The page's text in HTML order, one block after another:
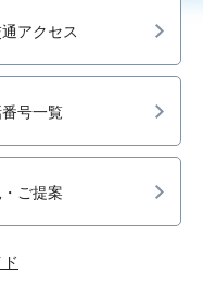
アクセス
号一覧
ご提案